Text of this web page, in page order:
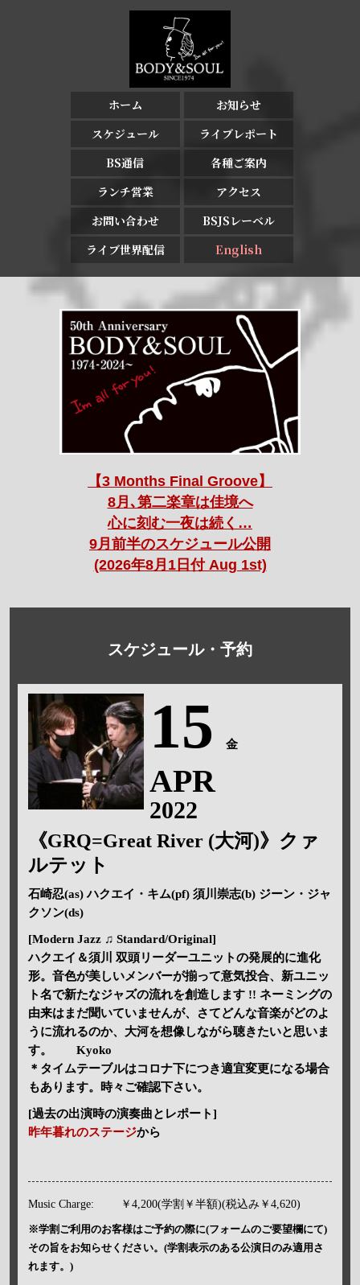
ホーム
お知らせ
スケジュール
ライブレポート
BS通信
各種ご案内
ランチ営業
アクセス
お問い合わせ
BSJSレーベル
ライブ世界配信
English
【3 Months Final Groove】
8月､第二楽章は佳境へ
心に刻む一夜は続く…
9月前半のスケジュール公開
(2026年8月1日付 Aug 1st)
スケジュール・予約
15 金
APR
2022
《GRQ=Great River (大河)》クァ
ルテット
石崎忍(as) ハクエイ・キム(pf) 須川崇志(b) ジーン・ジャ
クソン(ds)
[Modern Jazz ♫ Standard/Original]
ハクエイ＆須川 双頭リーダーユニットの発展的に進化
形。音色が美しいメンバーが揃って意気投合、新ユニッ
ト名で新たなジャズの流れを創造します !! ネーミングの
由来はまだ聞いていませんが、さてどんな音楽がどのよ
うに流れるのか、大河を想像しながら聴きたいと思いま
す。 Kyoko
＊タイムテーブルはコロナ下につき適宜変更になる場合
もあります。時々ご確認下さい。
[過去の出演時の演奏曲とレポート]
昨年暮れのステージから
Music Charge: ￥4,200(学割￥半額)(税込み￥4,620)
※学割ご利用のお客様はご予約の際に(フォームのご要望欄にて)
その旨をお知らせください。(学割表示のある公演日のみ適用さ
れます。)